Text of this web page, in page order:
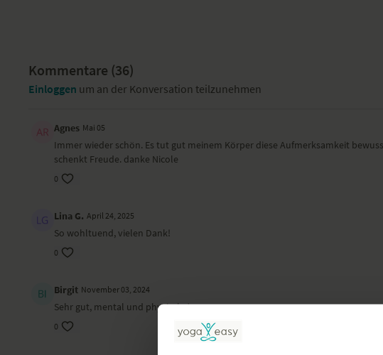
Kommentare (36)
Einloggen um an der Konversation teilzunehmen
Agnes Mai 05
Immer wieder schön. Es tut gut meinem Körper diese Aufmerksamkeit
schenkt Freude. danke Nicole
0
Lina G. April 24, 2025
So wohltuend, vielen Dank!
0
Birgit November 03, 2024
Sehr gut, mental und physisch:-)
0